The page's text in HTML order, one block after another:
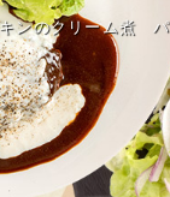
ンのクリーム煮